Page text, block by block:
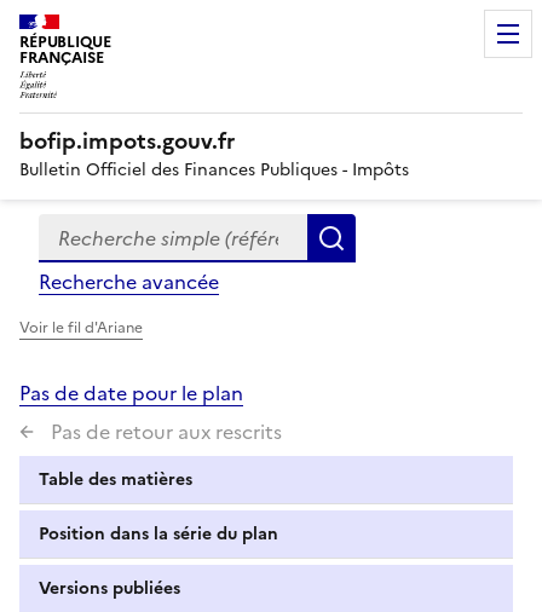
RÉPUBLIQUE
FRANÇAISE
bofip.impots.gouv.fr
Bulletin Officiel des Finances Publiques - Impôts
Formulaire
de
recherche
Recherche simple (références, mots clés, partie du
Recherche avancée
Voir le fil d'Ariane
Pas de date pour le plan
Pas de retour aux rescrits
Table des matières
Position dans la série du plan
Versions publiées